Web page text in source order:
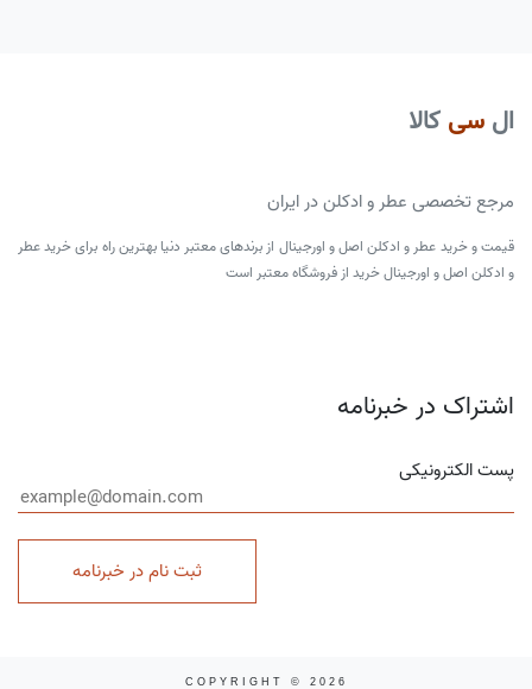
ال سی کالا
مرجع تخصصی عطر و ادکلن در ایران
قیمت و خرید عطر و ادکلن اصل و اورجینال از برندهای معتبر دنیا بهترین راه برای خرید عطر
و ادکلن اصل و اورجینال خرید از فروشگاه معتبر است
اشتراک در خبرنامه
پست الکترونیکی
ثبت نام در خبرنامه
COPYRIGHT © 2026